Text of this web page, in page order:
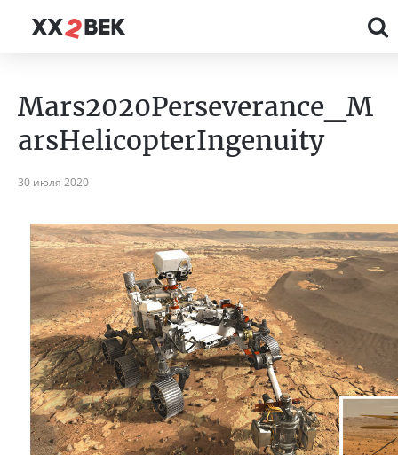
Mars2020Perseverance_M
arsHelicopterIngenuity
30 июля 2020